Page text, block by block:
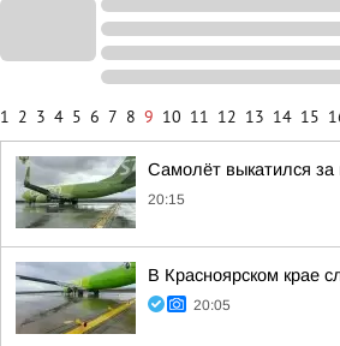
1 2 3 4 5 6 7 8 9 10 11 12 13 14 15
Самолёт выкатился за
20:15
В Красноярском крае
20:05